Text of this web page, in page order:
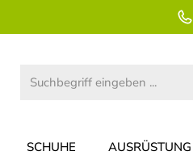
SCHUHE AUSRÜSTUNG